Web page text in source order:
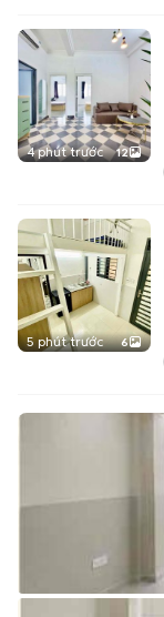
4 phút trước 12
5 phút trước 6